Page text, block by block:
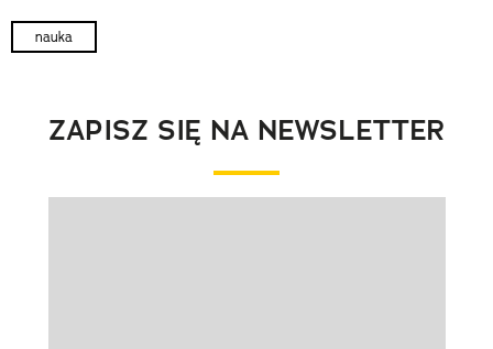
nauka
ZAPISZ SIĘ NA NEWSLETTER